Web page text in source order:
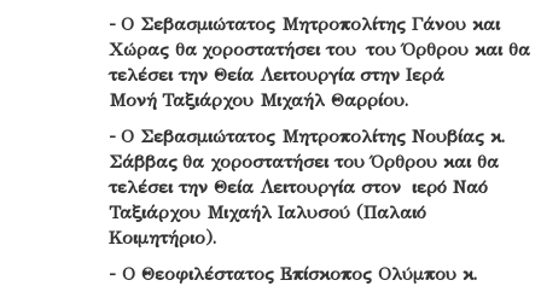
- Ο Σεβασμιώτατος Μητροπολίτης Γάνου και
Χώρας θα χοροστατήσει του του Όρθρου και θα
τελέσει την Θεία Λειτουργία στην Ιερά
Μονή Ταξιάρχου Μιχαήλ Θαρρίου.
- Ο Σεβασμιώτατος Μητροπολίτης Νουβίας κ.
Σάββας θα χοροστατήσει του Όρθρου και θα
τελέσει την Θεία Λειτουργία στον ιερό Ναό
Ταξιάρχου Μιχαήλ Ιαλυσού (Παλαιό
Κοιμητήριο).
- O Θεοφιλέστατος Επίσκοπος Ολύμπου κ.